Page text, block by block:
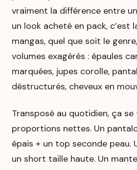
vraiment la différence entre
un look acheté en pack, c’est
mangas, quel que soit le
volumes exagérés : épaules
marquées, jupes corolle,
déstructurés, cheveux en
Transposé au quotidien, ça
proportions nettes. Un
épais + un top seconde peau.
un short taille haute. Un